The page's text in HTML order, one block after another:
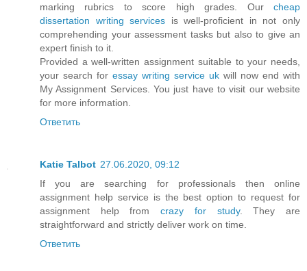
marking rubrics to score high grades. Our cheap
dissertation writing services is well-proficient in not only
comprehending your assessment tasks but also to give an
expert finish to it.
Provided a well-written assignment suitable to your needs,
your search for essay writing service uk will now end with
My Assignment Services. You just have to visit our website
for more information.
Ответить
Katie Talbot 27.06.2020, 09:12
If you are searching for professionals then online
assignment help service is the best option to request for
assignment help fromcrazy for study. They are
straightforward and strictly deliver work on time.
Ответить